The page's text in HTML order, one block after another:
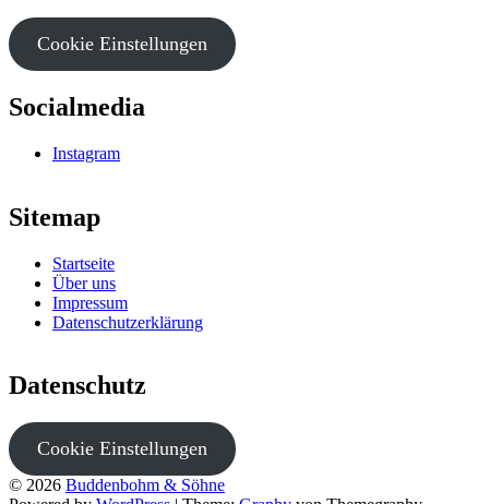
Cookie Einstellungen
Socialmedia
Instagram
Sitemap
Startseite
Über uns
Impressum
Datenschutzerklärung
Datenschutz
Cookie Einstellungen
© 2026 Buddenbohm & Söhne